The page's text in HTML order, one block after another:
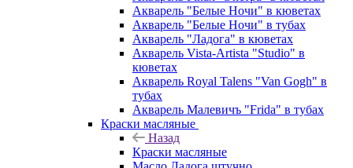
Акварель "Белые Ночи" в кюветах
Акварель "Белые Ночи" в тубах
Акварель "Ладога" в кюветах
Акварель Vista-Artista "Studio" в
кюветах
Акварель Royal Talens "Van Gogh" в
тубах
Акварель Малевичъ "Frida" в тубах
Краски масляные
Назад
Краски масляные